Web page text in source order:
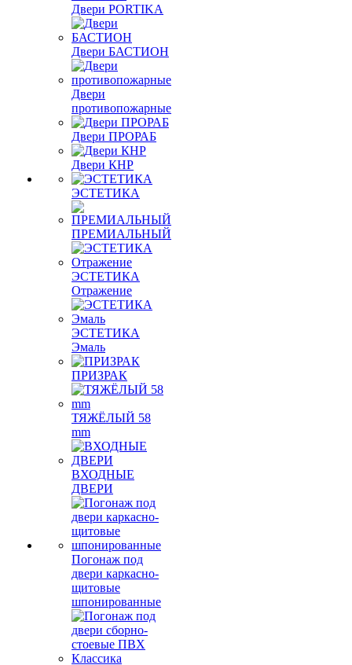
Двери PORTIKA
Двери БАСТИОН
Двери
противопожарные
Двери ПРОРАБ
Двери КНР
ЭСТЕТИКА
ПРЕМИАЛЬНЫЙ
ЭСТЕТИКА
Отражение
ЭСТЕТИКА
Эмаль
ПРИЗРАК
ТЯЖЁЛЫЙ 58
mm
ВХОДНЫЕ
ДВЕРИ
Погонаж под
двери каркасно-
щитовые
шпонированные